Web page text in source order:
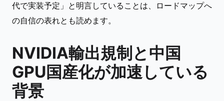
代で実装予定」と明言していることは、ロードマップへ
の自信の表れとも読めます。
NVIDIA輸出規制と中国
GPU国産化が加速している
背景